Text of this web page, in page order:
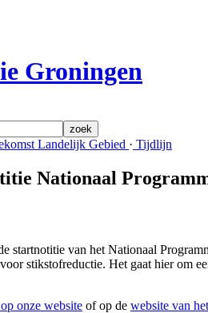
zoek
Landelijk Gebied · Tijdlijn
Nationaal
startnotitie van het Nationaal
stikstofreductie. Het gaat hier om
onze website of op de website van